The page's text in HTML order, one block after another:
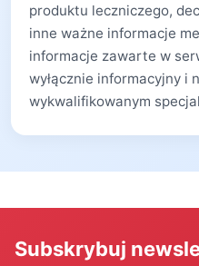
produktu leczniczego,
inne ważne informacje
informacje zawarte w
wyłącznie informacyjny i
wykwalifikowanym
Subskrybuj